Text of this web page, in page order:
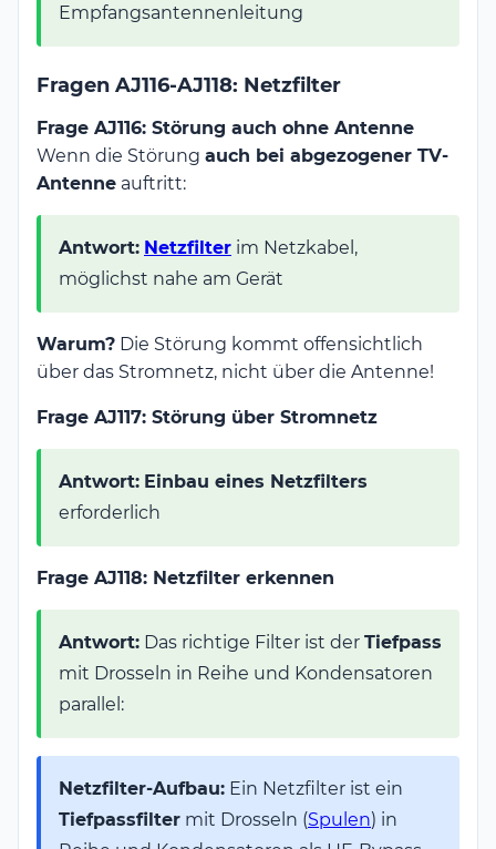
Empfangsantennenleitung
Fragen AJ116-AJ118: Netzfilter
Frage AJ116: Störung auch ohne Antenne
Wenn die Störung auch bei abgezogener TV-
Antenne auftritt:
Antwort: Netzfilter im Netzkabel,
möglichst nahe am Gerät
Warum? Die Störung kommt offensichtlich
über das Stromnetz, nicht über die Antenne!
Frage AJ117: Störung über Stromnetz
Antwort: Einbau eines Netzfilters
erforderlich
Frage AJ118: Netzfilter erkennen
Antwort: Das richtige Filter ist der Tiefpass
mit Drosseln in Reihe und Kondensatoren
parallel:
Netzfilter-Aufbau: Ein Netzfilter ist ein
Tiefpassfilter mit Drosseln (Spulen) in